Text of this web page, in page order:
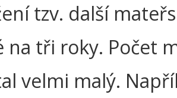
tzv. další
na tři roky. Počet
velmi malý.